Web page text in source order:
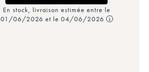
En stock, livraison estimée entre le
01/06/2026 et le 04/06/2026